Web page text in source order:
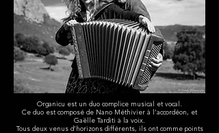
Organicu est un duo complice musical et vocal.
Ce duo est composé de Nano Méthivier à l’accordéon, et
Gaëlle Tarditi à la voix.
Tous deux venus d’horizons différents, ils ont comme points